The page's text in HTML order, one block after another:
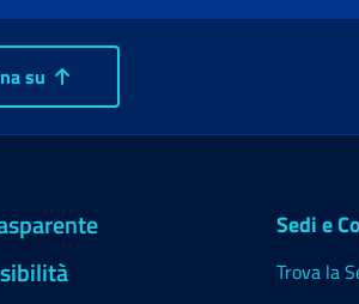
su
Sedi e
Trova la